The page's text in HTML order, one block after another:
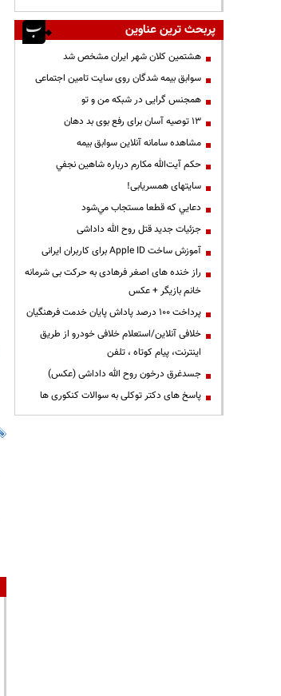
پربحث ترین عناوین
هشتمین کلان شهر ایران مشخص شد
سوابق بیمه شدگان روی سایت تامین اجتماعی
همجنس گرایی در شبکه من و تو
13 توصیه آسان برای رفع بوی بد دهان
مشاهده سامانه آنلاين سوابق بیمه
حكم آيت‌الله مكارم درباره شاهين نجفي
سایتهای همسریابی!
دعايي كه قطعا مستجاب مي‌شود
جزئیات جدید قتل روح الله داداشی
آموزش ساخت Apple ID برای کاربران ایرانی
راز خنده های اصغر فرهادی به حرکت بی شرمانه
خانم بازیگر + عکس
پرداخت ۱۰۰ درصد پاداش پایان خدمت فرهنگیان
خلافی آنلاین/استعلام خلافی خودرو از طریق
اینترنت، پیام کوتاه ، تلفن
جسدغرق درخون روح الله داداشی (عکس)
پاسخ های دکتر توکلی به سوالات کنکوری ها